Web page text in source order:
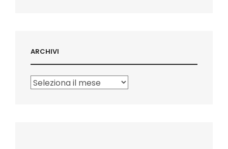
ARCHIVI
Archivi